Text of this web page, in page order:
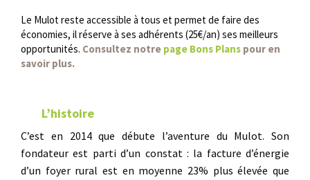
Le Mulot reste accessible à tous et permet de faire des
économies, il réserve à ses adhérents (25€/an) ses meilleurs
opportunités. Consultez notre page Bons Plans pour en
savoir plus.
L’histoire
C’est en 2014 que débute l’aventure du Mulot. Son
fondateur est parti d’un constat : la facture d’énergie
d’un foyer rural est en moyenne 23% plus élevée que